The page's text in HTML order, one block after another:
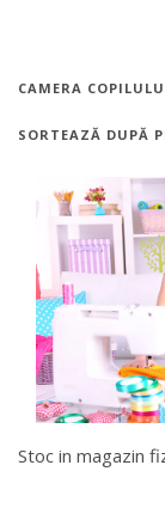
CAMERA
SORTEAZĂ DUPĂ
Stoc in magazin